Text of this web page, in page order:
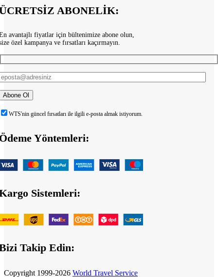
ABONELİK:
avantajlı fiyatlar için bültenimize abone olun,
özel kampanya ve fırsatları kaçırmayın.
WTS'nin güncel fırsatları ile ilgili e-posta almak istiyorum.
Yöntemleri:
Sistemleri:
Takip Edin:
Copyright 1999-2026 World Travel Service